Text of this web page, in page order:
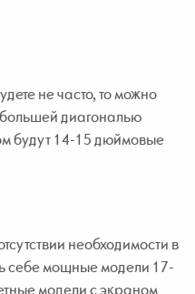
не часто, то можно
диагональю
будут 14-15 дюймовые
необходимости в
себе мощные модели 17-
модели с экраном